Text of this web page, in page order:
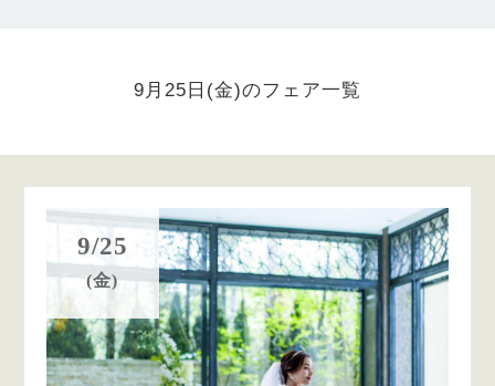
9月25日(金)のフェア一覧
9/25
(金)